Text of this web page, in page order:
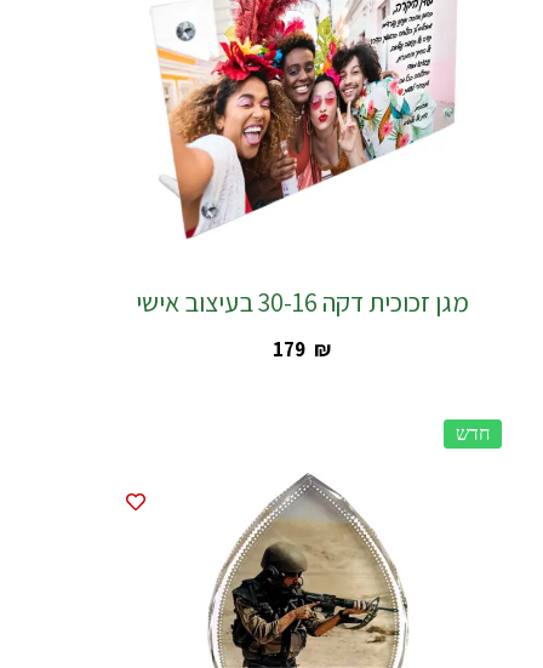
מגן זכוכית דקה 30-16 בעיצוב אישי
‎179 ₪
חדש
חדש